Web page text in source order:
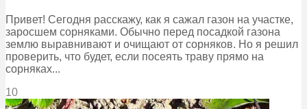
Привет! Сегодня расскажу, как я сажал газон на участке,
заросшем сорняками. Обычно перед посадкой газона
землю выравнивают и очищают от сорняков. Но я решил
проверить, что будет, если посеять траву прямо на
сорняках...
10